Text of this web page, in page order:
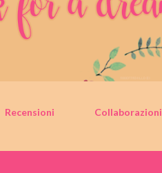
Recensioni Collaborazioni